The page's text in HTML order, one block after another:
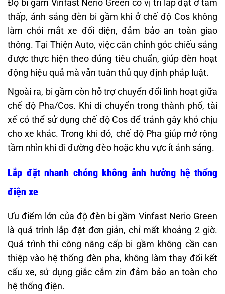
Độ bi gầm Vinfast Nerio Green có vị trí lắp đặt ở tầm
thấp, ánh sáng đèn bi gầm khi ở chế độ Cos không
làm chói mắt xe đối diện, đảm bảo an toàn giao
thông. Tại Thiện Auto, việc căn chỉnh góc chiếu sáng
được thực hiện theo đúng tiêu chuẩn, giúp đèn hoạt
động hiệu quả mà vẫn tuân thủ quy định pháp luật.
Ngoài ra, bi gầm còn hỗ trợ chuyển đổi linh hoạt giữa
chế độ Pha/Cos. Khi di chuyển trong thành phố, tài
xế có thể sử dụng chế độ Cos để tránh gây khó chịu
cho xe khác. Trong khi đó, chế độ Pha giúp mở rộng
tầm nhìn khi đi đường đèo hoặc khu vực ít ánh sáng.
Lắp đặt nhanh chóng không ảnh hưởng hệ thống
điện xe
Ưu điểm lớn của độ đèn bi gầm Vinfast Nerio Green
là quá trình lắp đặt đơn giản, chỉ mất khoảng 2 giờ.
Quá trình thi công nâng cấp bi gầm không cần can
thiệp vào hệ thống đèn pha, không làm thay đổi kết
cấu xe, sử dụng giắc cắm zin đảm bảo an toàn cho
hệ thống điện.